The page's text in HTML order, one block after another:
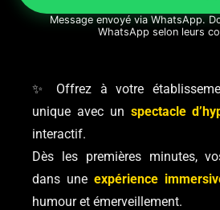
Message envoyé via WhatsApp.
WhatsApp selon leurs
✨ Offrez à votre
unique avec un spectacle
interactif.
Dès les premières minutes,
dans une expérience
humour et émerveillement.